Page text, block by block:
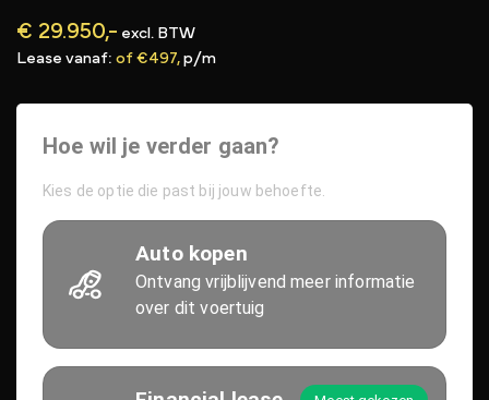
€ 29.950,- excl. BTW
Lease vanaf: of €497, p/m